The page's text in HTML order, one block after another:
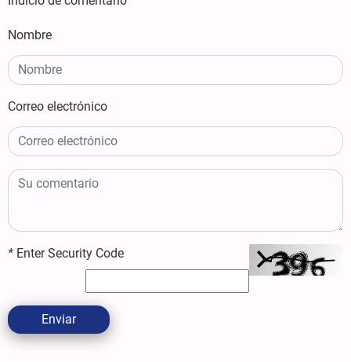
Nombre
Correo electrónico
* Enter Security Code
Enviar